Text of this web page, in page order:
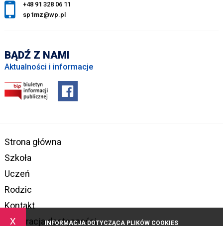
x INFORMACJA DOTYCZĄCA PLIKÓW COOKIES
+48 91 328 06 11
sp1mz@wp.pl
BĄDŹ Z NAMI
Aktualności i informacje
Strona główna
Szkoła
Uczeń
Rodzic
Kontakt
Deklaracja dostępności